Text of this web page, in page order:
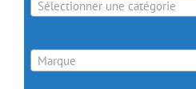
Sélectionner une catégorie
Marque